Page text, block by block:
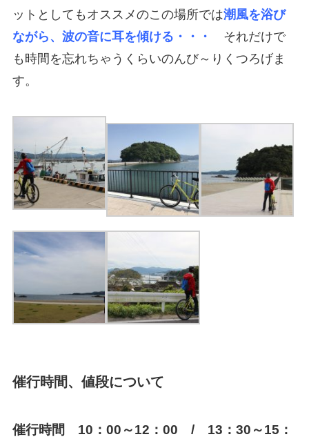
ットとしてもオススメのこの場所では潮風を浴び
ながら、波の音に耳を傾ける・・・
それだけで
も時間を忘れちゃうくらいのんび～りくつろげま
す。
催行時間、値段について
催行時間 10：00～12：00 / 13：30～15：